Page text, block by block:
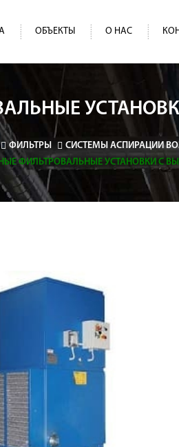
ОБЪЕКТЫ О НАС
ФИЛЬТРЫ СИСТЕМЫ АСПИРАЦИИ
ФИЛЬТРОВАЛЬНЫЕ УСТАНОВКИ С